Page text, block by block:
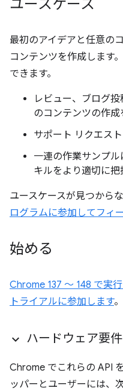
ユースケース
最初のアイデアと任意の
コンテンツを作成します
できます。
レビュー、ブログ
のコンテンツの作成
サポート リクエス
一連の作業サンプ
キルをより適切に把
ユースケースが見つからな
ログラムに参加してフィ
始める
Chrome 137 ～ 148 で実
トライアルに参加します。
ハードウェア要
Chrome でこれらの API
ッパーとユーザーには、